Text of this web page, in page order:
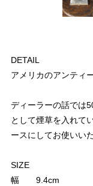
DETAIL
アメリカのアンティ
ディーラーの話では
として煙草を入れて
ースにしてお使いい
SIZE
幅 9.4cm